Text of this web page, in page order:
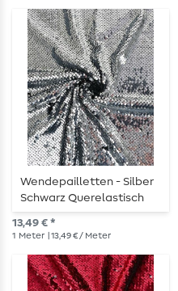
Wendepailletten - Silber
Schwarz Querelastisch
13,49 € *
1 Meter | 13,49 € / Meter